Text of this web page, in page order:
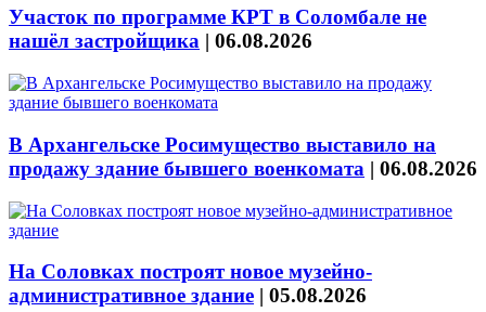
Участок по программе КРТ в Соломбале не
нашёл застройщика | 06.08.2026
В Архангельске Росимущество выставило на
продажу здание бывшего военкомата | 06.08.2026
На Соловках построят новое музейно-
административное здание | 05.08.2026